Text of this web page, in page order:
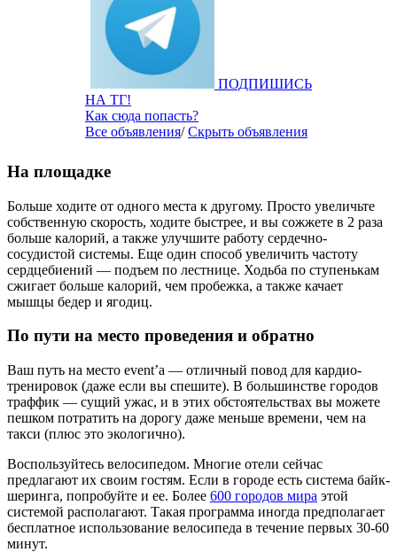
ПОДПИШИСЬ
НА ТГ!
Как сюда попасть?
Все объявления/Скрыть объявления
На площадке
Больше ходите от одного места к другому. Просто увеличьте
собственную скорость, ходите быстрее, и вы сожжете в 2 раза
больше калорий, а также улучшите работу сердечно-
сосудистой системы. Еще один способ увеличить частоту
сердцебиений — подъем по лестнице. Ходьба по ступенькам
сжигает больше калорий, чем пробежка, а также качает
мышцы бедер и ягодиц.
По пути на место проведения и обратно
Ваш путь на место event’а — отличный повод для кардио-
тренировок (даже если вы спешите). В большинстве городов
траффик — сущий ужас, и в этих обстоятельствах вы можете
пешком потратить на дорогу даже меньше времени, чем на
такси (плюс это экологично).
Воспользуйтесь велосипедом. Многие отели сейчас
предлагают их своим гостям. Если в городе есть система байк-
шеринга, попробуйте и ее. Более 600 городов мира этой
системой располагают. Такая программа иногда предполагает
бесплатное использование велосипеда в течение первых 30-60
минут.